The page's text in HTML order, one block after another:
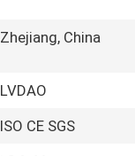
Zhejiang, China
LVDAO
ISO CE SGS